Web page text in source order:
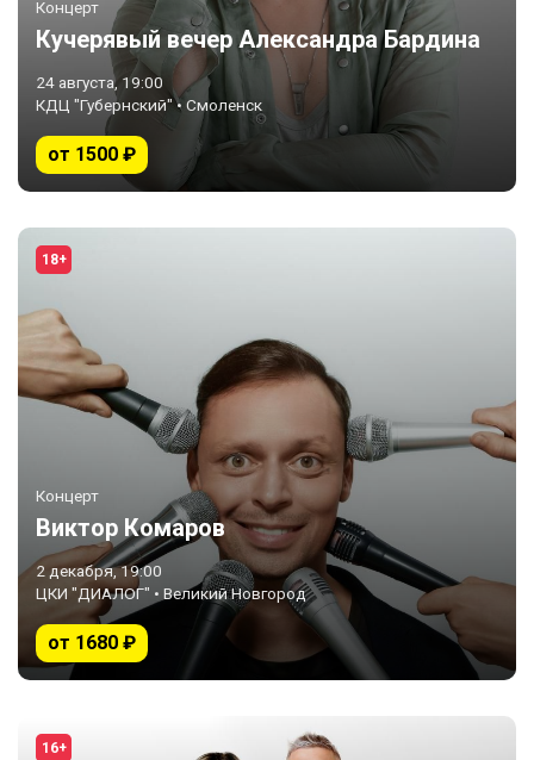
Концерт
Кучерявый вечер Александра Бардина
24 августа, 19:00
КДЦ "Губернский" • Смоленск
от 1500 ₽
18+
Концерт
Виктор Комаров
2 декабря, 19:00
ЦКИ "ДИАЛОГ" • Великий Новгород
от 1680 ₽
16+